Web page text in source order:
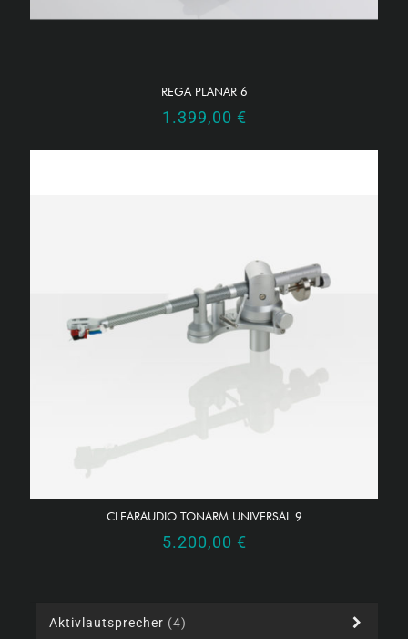
REGA PLANAR 6
1.399,00 €
CLEARAUDIO TONARM UNIVERSAL 9
5.200,00 €
Aktivlautsprecher (4)